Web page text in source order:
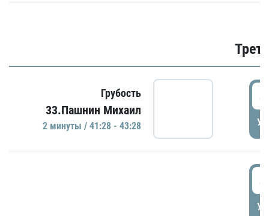
Грубость
33.Пашнин Михаил
2 минуты / 41:28 - 43:28